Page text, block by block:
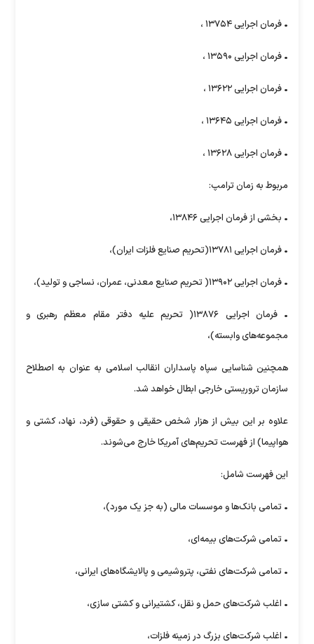
• فرمان اجرایی ۱۳۷۵۴ ،
• فرمان اجرایی ۱۳۵۹۰ ،
• فرمان اجرایی ۱۳۶۲۲ ،
• فرمان اجرایی ۱۳۶۴۵ ،
• فرمان اجرایی ۱۳۶۲۸ ،
مربوط به زمان ترامپ:
• بخشی از فرمان اجرایی ۱۳۸۴۶،
• فرمان اجرایی ۱۳۷۸۱(تحریم صنایع فلزات ایران)،
• فرمان اجرایی ۱۳۹۰۲( تحریم صنایع معدنی، عمران، نساجی و تولید)،
• فرمان اجرایی ۱۳۸۷۶( تحریم علیه دفتر مقام معظم رهبری و
مجموعه‌های وابسته)،
همچنین شناسایی سپاه پاسداران انقالب اسلامی به عنوان به اصطلاح
سازمان تروریستی خارجی ابطال خواهد شد.
علاوه بر این بیش از هزار شخص حقیقی و حقوقی (فرد، نهاد، کشتی و
هواپیما) از فهرست تحریم‌های آمریکا خارج می‌شوند.
این فهرست شامل:
• تمامی بانک‌ها و موسسات مالی (به جز یک مورد)،
• تمامی شرکت‌های بیمه‌ای،
• تمامی شرکت‌های نفتی، پتروشیمی و پالایشگاه‌های ایرانی،
• اغلب شرکت‌های حمل و نقل، کشتیرانی و کشتی سازی،
• اغلب شرکت‌های بزرگ در زمینه فلزات،